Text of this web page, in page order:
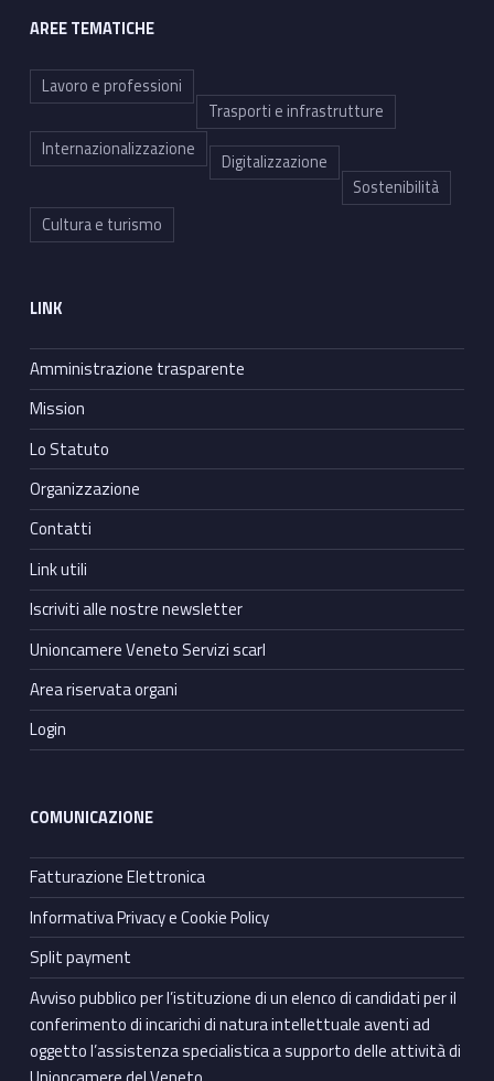
AREE TEMATICHE
Lavoro e professioni
Trasporti e infrastrutture
Internazionalizzazione
Digitalizzazione
Sostenibilità
Cultura e turismo
LINK
Amministrazione trasparente
Mission
Lo Statuto
Organizzazione
Contatti
Link utili
Iscriviti alle nostre newsletter
Unioncamere Veneto Servizi scarl
Area riservata organi
Login
COMUNICAZIONE
Fatturazione Elettronica
Informativa Privacy e Cookie Policy
Split payment
Avviso pubblico per l’istituzione di un elenco di candidati per il
conferimento di incarichi di natura intellettuale aventi ad
oggetto l’assistenza specialistica a supporto delle attività di